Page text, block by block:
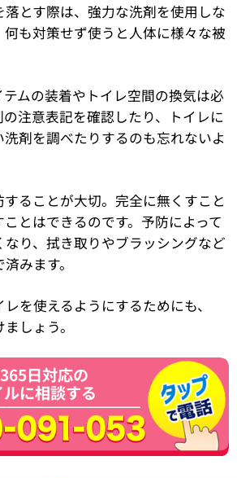
落とす際は、強力な洗剤を使用しな
も対策せず使うと人体に様々な被
テムの装着やトイレ空間の換気は必
注意表記を確認したり、トイレに
剤を調べたりするのも忘れないよ
ることが大切。完全に無くすこと
とはできるのです。予防によって
り、拭き取りやブラッシングなど
みます。
を使えるようにするためにも、
しょう。
日対応の
に相談する